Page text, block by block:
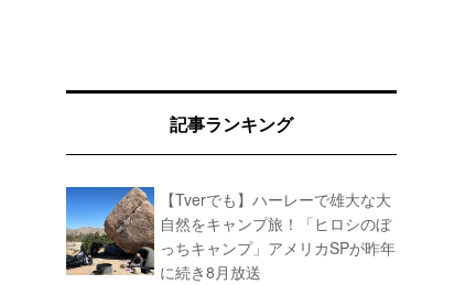
記事ランキング
【Tverでも】ハーレーで雄大な大
自然をキャンプ旅！「ヒロシのぼ
っちキャンプ」アメリカSPが昨年
に続き8月放送